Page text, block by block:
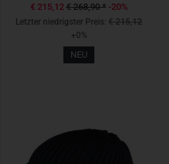
€ 215,12 € 268,90* -20%
Letzter niedrigster Preis: € 215,12
+0%
NEU